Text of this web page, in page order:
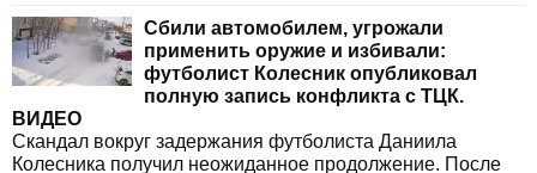
а также создание конструктивного диалога
между различными социальными группами.
Все это способствует снижению уровня
насилия.
участие в драке?
Сбили автомобилем, угрожали
применить оружие и избивали:
футболист Колесник опубликовал
полную запись конфликта с ТЦК.
ВИДЕО
Скандал вокруг задержания футболиста Даниила
Колесника получил неожиданное продолжение. После